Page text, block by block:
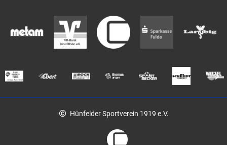
Hünfelder Sportverein 1919 e.V.